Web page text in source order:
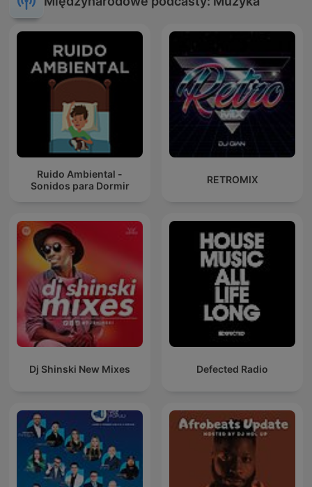
Ruido Ambiental -
Sonidos para Dormir
RETROMIX
Dj Shinski New Mixes Defected Radio